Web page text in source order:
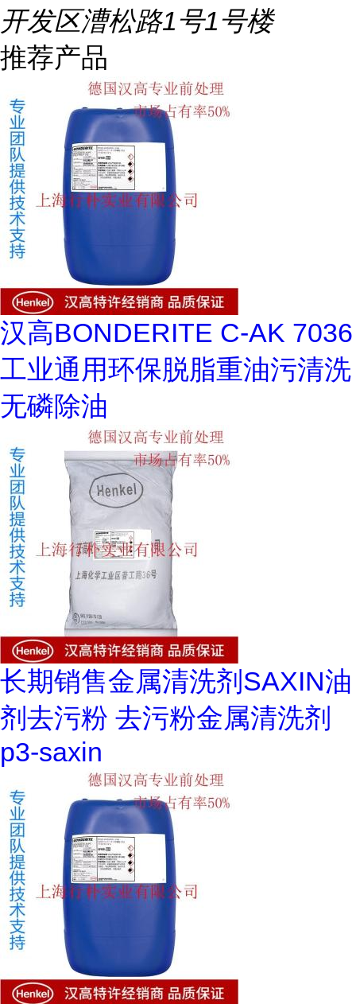
开发区漕松路1号1号楼
推荐产品
汉高BONDERITE C-AK 7036
工业通用环保脱脂重油污清洗
无磷除油
长期销售金属清洗剂SAXIN油
剂去污粉 去污粉金属清洗剂
p3-saxin